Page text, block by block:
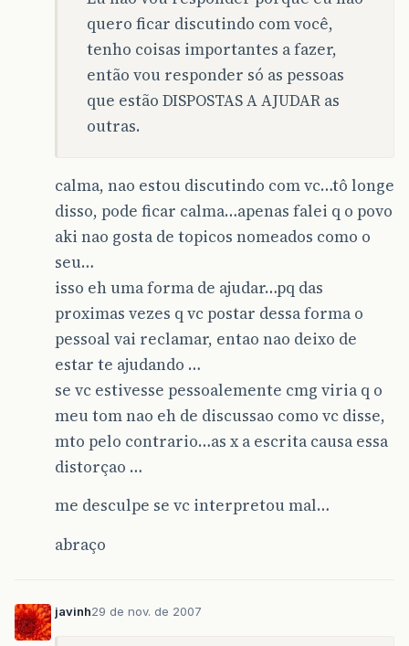
quero ficar discutindo com você,
tenho coisas importantes a fazer,
então vou responder só as pessoas
que estão DISPOSTAS A AJUDAR as
outras.
calma, nao estou discutindo com vc…tô longe
disso, pode ficar calma…apenas falei q o povo
aki nao gosta de topicos nomeados como o
seu…
isso eh uma forma de ajudar…pq das
proximas vezes q vc postar dessa forma o
pessoal vai reclamar, entao nao deixo de
estar te ajudando …
se vc estivesse pessoalemente cmg viria q o
meu tom nao eh de discussao como vc disse,
mto pelo contrario…as x a escrita causa essa
distorçao …
me desculpe se vc interpretou mal…
abraço
javinh29 de nov. de 2007